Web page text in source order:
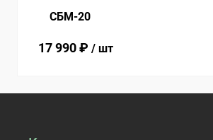
СБМ-20
17 990 ₽ / шт